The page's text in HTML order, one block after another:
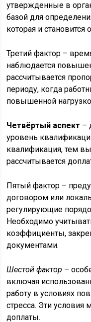
утвержденные в
базой для
которая и
Третий фактор –
наблюдается
рассчитывается
периоду, когда
повышенной
Четвёртый аспект –
уровень
квалификация, тем
рассчитывается
Пятый фактор –
договором или
регулирующие
Необходимо
коэффициенты,
документами.
Шестой фактор –
включая
работу в условиях
стресса. Эти условия
доплаты.